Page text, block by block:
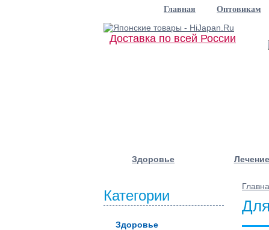
Главная Оптовикам
Доставка по всей России
Здоровье Лечение
Категории
Здоровье